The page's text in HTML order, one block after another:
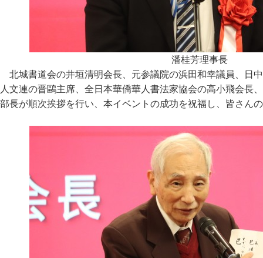
潘桂芳理事長
北城書道会の井垣清明会長、元参議院の浜田和幸議員、日
人文連の晋鷗主席、全日本華僑華人書法家協会の高小飛会長
部長が順次挨拶を行い、本イベントの成功を祝福し、皆さん